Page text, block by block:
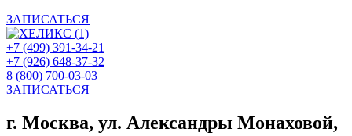
ЗАПИСАТЬСЯ
+7 (499) 391-34-21
+7 (926) 648-37-32
8 (800) 700-03-03
ЗАПИСАТЬСЯ
г. Москва, ул. Александры Монаховой,